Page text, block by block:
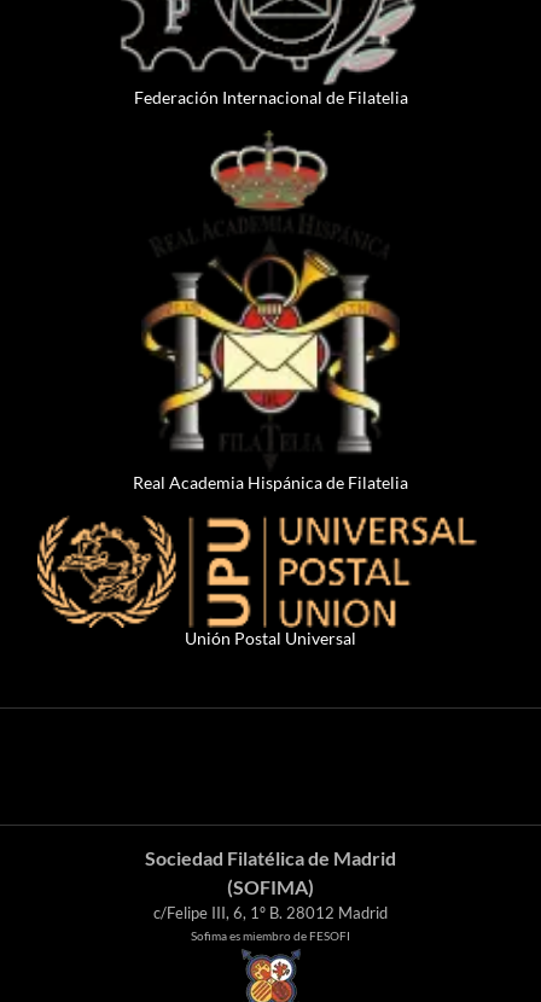
Federación Internacional de Filatelia
Real Academia Hispánica de Filatelia
Unión Postal Universal
Sociedad Filatélica de Madrid
(SOFIMA)
c/Felipe III, 6, 1º B. 28012 Madrid
Sofima es miembro de FESOFI